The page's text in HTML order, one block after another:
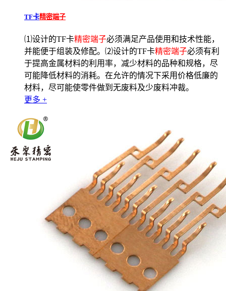
TF卡精密端子
⑴设计的TF卡精密端子必须满足产品使用和技术性能，
并能便于组装及修配。⑵设计的TF卡精密端子必须有利
于提高金属材料的利用率，减少材料的品种和规格，尽
可能降低材料的消耗。在允许的情况下采用价格低廉的
材料，尽可能使零件做到无废料及少废料冲裁。
更多 +